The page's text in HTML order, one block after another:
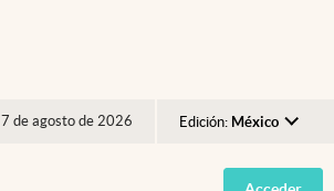
7 de agosto de 2026 Edición: México
Argentina